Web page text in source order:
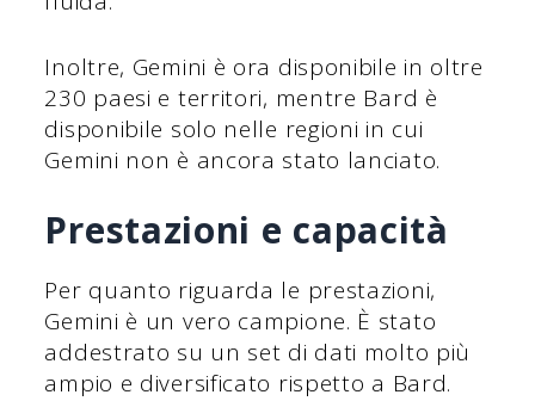
Inoltre, Gemini è ora disponibile in oltre
230 paesi e territori, mentre Bard è
disponibile solo nelle regioni in cui
Gemini non è ancora stato lanciato.
Prestazioni e capacità
Per quanto riguarda le prestazioni,
Gemini è un vero campione. È stato
addestrato su un set di dati molto più
ampio e diversificato rispetto a Bard.